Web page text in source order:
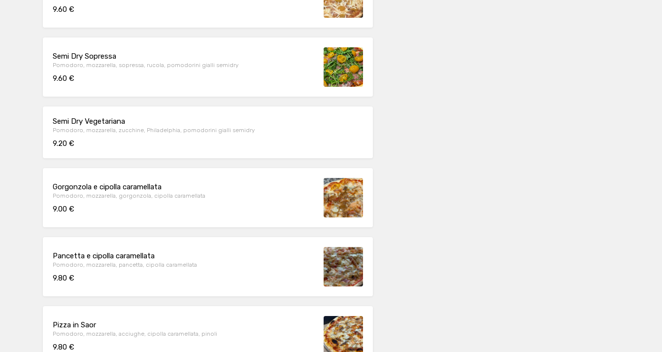
9.60 €
Semi Dry Sopressa
Pomodoro, mozzarella, sopressa, rucola, pomodorini gialli semidry
9.60 €
Semi Dry Vegetariana
Pomodoro, mozzarella, zucchine, Philadelphia, pomodorini gialli semidry
9.20 €
Gorgonzola e cipolla caramellata
Pomodoro, mozzarella, gorgonzola, cipolla caramellata
9.00 €
Pancetta e cipolla caramellata
Pomodoro, mozzarella, pancetta, cipolla caramellata
9.80 €
Pizza in Saor
Pomodoro, mozzarella, acciughe, cipolla caramellata, pinoli
9.80 €